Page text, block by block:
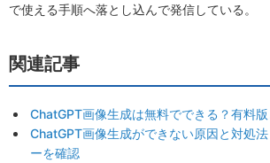
で使える手順へ落とし込んで発信している。
関連記事
ChatGPT画像生成は無料でできる？有料
ChatGPT画像生成ができない原因と対処
ーを確認